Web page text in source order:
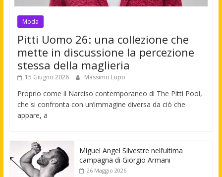
Moda
Pitti Uomo 26: una collezione che
mette in discussione la percezione
stessa della maglieria
15 Giugno 2026 Massimo Lupo
Proprio come il Narciso contemporaneo di The Pitti Pool,
che si confronta con un’immagine diversa da ciò che
appare, a
Miguel Angel Silvestre nell’ultima
campagna di Giorgio Armani
26 Maggio 2026